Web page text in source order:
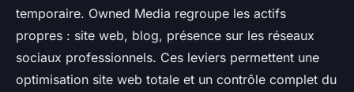
temporaire. Owned Media regroupe les actifs
propres : site web, blog, présence sur les réseaux
sociaux professionnels. Ces leviers permettent une
optimisation site web totale et un contrôle complet du